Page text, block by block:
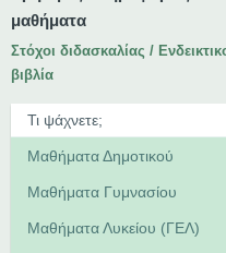
μαθήματα
Στόχοι διδασκαλίας /
βιβλία
Μαθήματα Δημοτικού
Μαθήματα Γυμνασίου
Μαθήματα Λυκείου (ΓΕΛ)